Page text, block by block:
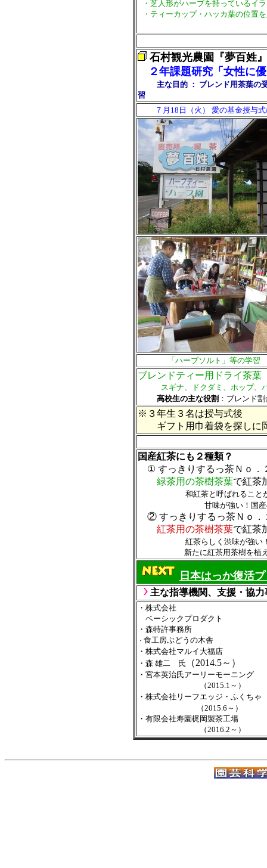
・芝人形がハーブを持っているイ
・ティーカップ・ハッカ葉の位置
石村観光農園『夢百姓
２年課題研究「女性に
主な目的 ： ブレンド用茶葉の
習
７月18日（火） 愛の基金授与
「ハーブソルト」等の学習
ブレンドティー用ドライ茶葉
スギナ、ドクダミ、ホップ、ハ
高校生の主な役割 ：ブレンド
※３年生３名は授与式後
ギフト用巾着袋を探しに
国産紅茶にも２種類？
① すっきりするっ茶Ｎｏ．
緑茶用の茶樹茶葉で紅茶
和紅茶と呼ばれること
甘味が強い！国
② すっきりするっ茶Ｎｏ．
紅茶用の茶樹茶葉で紅茶
紅茶らしく渋味が強い
新たに紅茶用茶樹を植えて
日本はっか復活
主な指導機関、支援・協力
・株式会社
ベーシックプロダクト
・森特許事務所
・ 食工房ぶどうの木舎
・株式会社マルイ大福店
・森 雄二 氏
（2014.5～）
・宮本英治氏アーリーモーニング
（2015.1～）
・株式会社リーフエッジ・ふくちゃ
（2015.6～）
・有限会社寿園梶岡製茶工場
（2016.2～）